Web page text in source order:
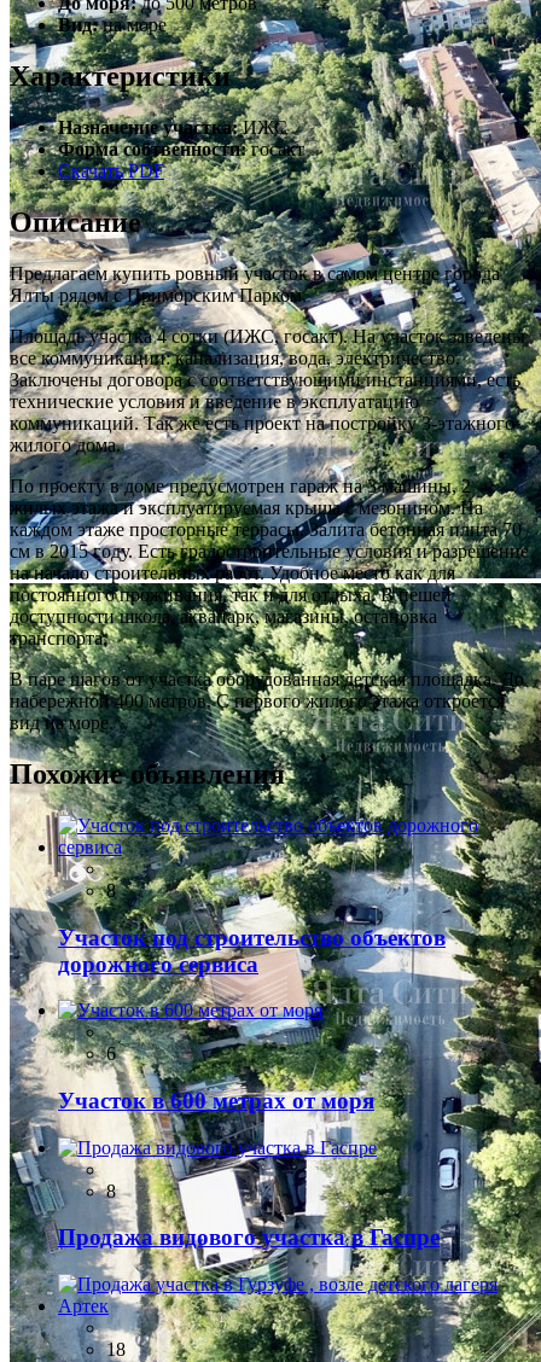
Вид: на море
Характеристики
Назначение участка: ИЖС
Форма собтвенности: госакт
Скачать PDF
Описание
Предлагаем купить ровный участок в самом центре города
Ялты рядом с Приморским Парком.
Площадь участка 4 сотки (ИЖС, госакт). На участок заведены
все коммуникации: канализация, вода, электричество.
Заключены договора с соответствующими инстанциями, есть
технические условия и введение в эксплуатацию
коммуникаций. Так же есть проект на постройку 3-этажного
жилого дома.
По проекту в доме предусмотрен гараж на 3 машины, 2
жилых этажа и эксплуатируемая крыша с мезонином. На
каждом этаже просторные террасы. Залита бетонная плита 70
см в 2015 году. Есть градостроительные условия и разрешение
на начало строительных работ. Удобное место как для
постоянного проживания, так и для отдыха. В пешей
доступности школа, аквапарк, магазины, остановка
транспорта.
В паре шагов от участка оборудованная детская площадка. До
набережной 400 метров. С первого жилого этажа откроется
вид на море.
Похожие объявления
8
Участок под строительство объектов
дорожного сервиса
6
Участок в 600 метрах от моря
8
Продажа видового участка в Гаспре
18